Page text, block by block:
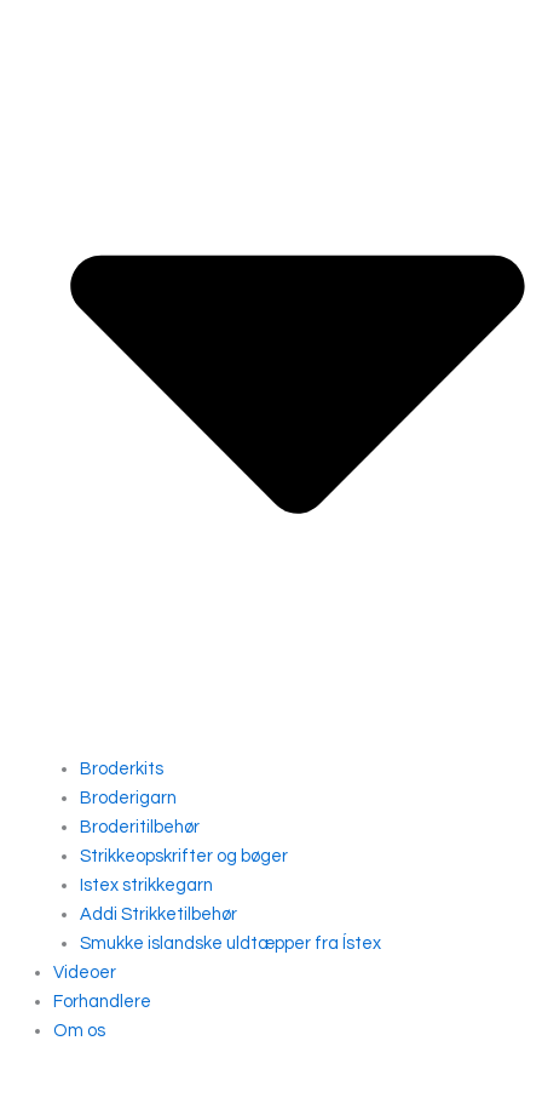
Broderkits
Broderigarn
Broderitilbehør
Strikkeopskrifter og bøger
Istex strikkegarn
Addi Strikketilbehør
Smukke islandske uldtæpper fra Ístex
Videoer
Forhandlere
Om os